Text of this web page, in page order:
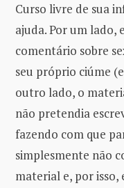
Curso livre de sua
ajuda. Por um lado,
comentário sobre
seu próprio ciúme
outro lado, o
não pretendia
fazendo com que
simplesmente não
material e, por